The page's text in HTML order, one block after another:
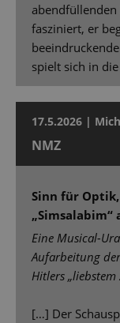
abendfüllenden
fasziniert, er
spielt sich in
17.5.2026 |
NMZ
Sinn für
„Simsalabim“
Eine Musical-
Aufarbeitung
Hitlers „liebstem
[…] Der